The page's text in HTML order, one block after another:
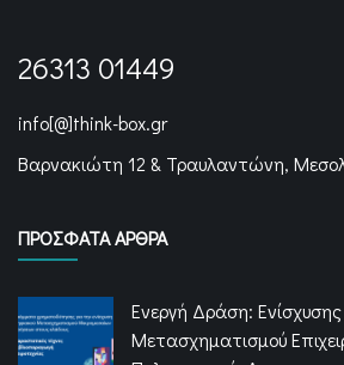
26313 01449
info[@]think-box.gr
Βαρνακιώτη 12 & Τραυλαντώνη,
ΠΡΌΣΦΑΤΑ ΆΡΘΡΑ
Ενεργή Δράση:
Μετασχηματισμού